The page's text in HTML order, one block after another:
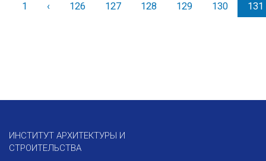
1 ‹Назад126 127 128 129 130 131
ИНСТИТУТ АРХИТЕКТУРЫ И
СТРОИТЕЛЬСТВА